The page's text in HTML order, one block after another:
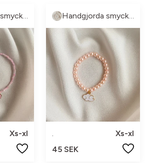
Handgjorda smycke🤍
Xs-xl
Handgjorda smycke🤍
.
Xs-xl
45 SEK